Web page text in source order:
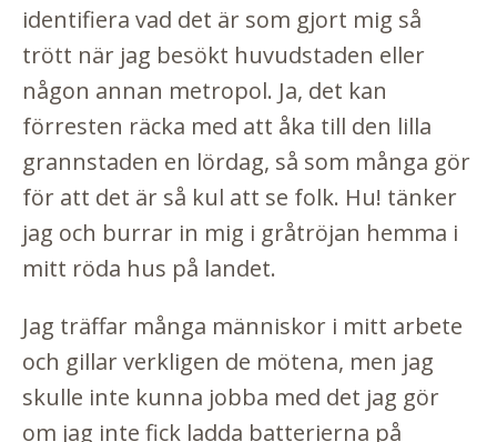
identifiera vad det är som gjort mig så
trött när jag besökt huvudstaden eller
någon annan metropol. Ja, det kan
förresten räcka med att åka till den lilla
grannstaden en lördag, så som många gör
för att det är så kul att se folk. Hu! tänker
jag och burrar in mig i gråtröjan hemma i
mitt röda hus på landet.
Jag träffar många människor i mitt arbete
och gillar verkligen de mötena, men jag
skulle inte kunna jobba med det jag gör
om jag inte fick ladda batterierna på